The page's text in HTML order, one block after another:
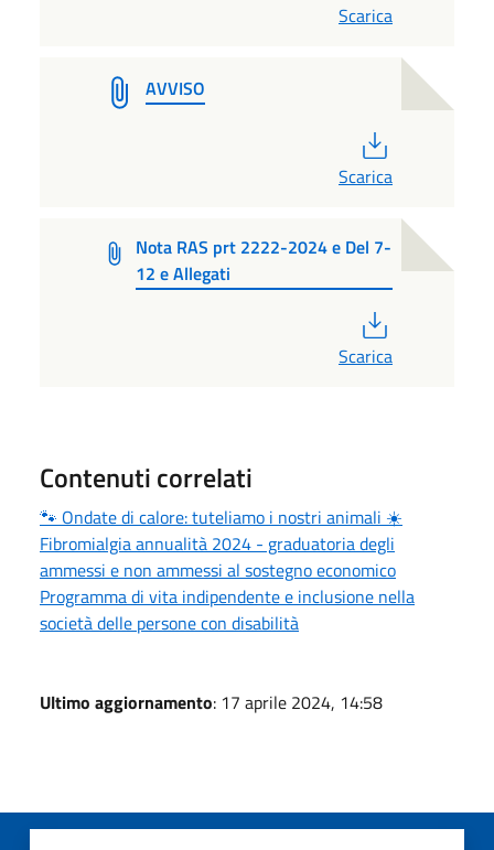
Scarica
AVVISO
Scarica
Nota RAS prt 2222-2024 e Del 7-
12 e Allegati
Scarica
Contenuti correlati
🐾 Ondate di calore: tuteliamo i nostri animali ☀️
Fibromialgia annualità 2024 - graduatoria degli
ammessi e non ammessi al sostegno economico
Programma di vita indipendente e inclusione nella
società delle persone con disabilità
Ultimo aggiornamento: 17 aprile 2024, 14:58